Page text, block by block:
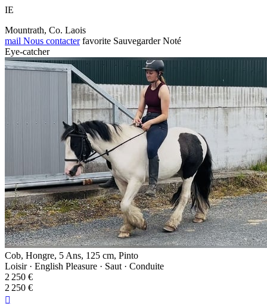
IE
Mountrath, Co. Laois
mail Nous contacter favorite Sauvegarder Noté
Eye-catcher
Cob, Hongre, 5 Ans, 125 cm, Pinto
Loisir · English Pleasure · Saut · Conduite
2 250 €
2 250 €
